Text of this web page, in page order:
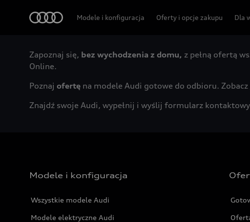
Modele i konfiguracja Oferty i opcje zakupu Dla
Zapoznaj się, bez wychodzenia z domu, z pełną ofertą
Online.
Poznaj ofertę na modele Audi gotowe do odbioru. Zobacz
Znajdź swoje Audi, wypełnij i wyślij formularz
Modele i konfiguracja
Wszystkie modele Audi
Modele elektryczne Audi